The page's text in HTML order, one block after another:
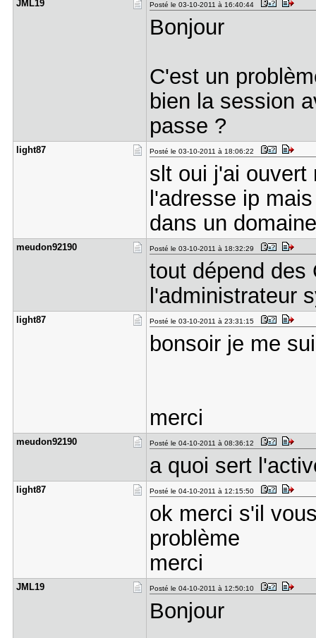
JML19 Posté le 03-10-2011 à 16:40:44
Bonjour
C'est un
bien la session
passe ?
light87 Posté le 03-10-2011 à 18:06:22
slt oui j'ai ouvert
l'adresse ip
dans un
meudon9219​0 Posté le 03-10-2011 à 18:32:29
tout dépend des
l'administrateur
light87 Posté le 03-10-2011 à 23:31:15
bonsoir je me
merci
meudon9219​0 Posté le 04-10-2011 à 08:36:12
a quoi sert
light87 Posté le 04-10-2011 à 12:15:50
ok merci s'il
problème
merci
JML19 Posté le 04-10-2011 à 12:50:10
Bonjour